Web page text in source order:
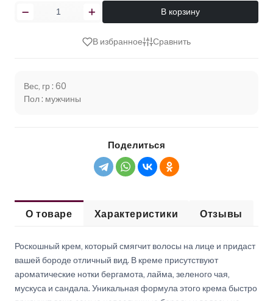
В корзину
В избранное Сравнить
Вес, гр : 60
Пол : мужчины
Поделиться
О товаре Характеристики Отзывы
Роскошный крем, который смягчит волосы на лице и придаст
вашей бороде отличный вид. В креме присутствуют
ароматические нотки бергамота, лайма, зеленого чая,
мускуса и сандала. Уникальная формула этого крема быстро